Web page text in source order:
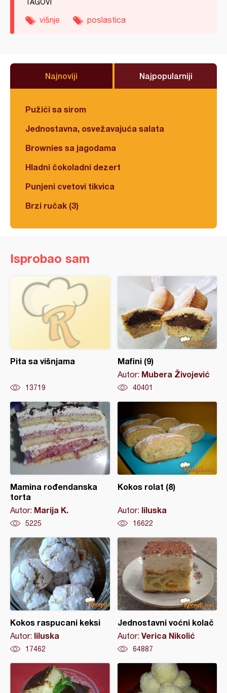
TAGOVI
višnje poslastica
Najnoviji Najpopularniji
Pužići sa sirom
Jednostavna, osvežavajuća salata
Brownies sa jagodama
Hladni čokoladni dezert
Punjeni cvetovi tikvica
Brzi ručak (3)
Isprobao sam
Pita sa višnjama
13719
Mafini (9)
Autor: Mubera Živojević
40401
Mamina rođendanska
torta
Autor: Marija K.
5225
Kokos rolat (8)
Autor: liluska
16622
Kokos raspucani keksi
Autor: liluska
17462
Jednostavni voćni kolač
Autor: Verica Nikolić
64887